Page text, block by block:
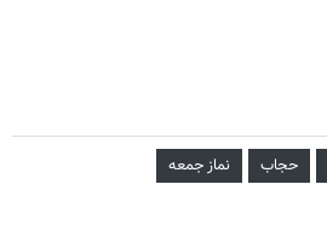
حجاب نماز جمعه